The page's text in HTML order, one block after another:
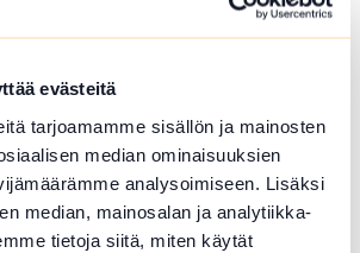
evästeitä
tarjoamamme sisällön ja mainosten
median ominaisuuksien
analysoimiseen. Lisäksi
median, mainosalan ja analytiikka-
tietoja siitä, miten käytät
uudistettu näyttely on
Härkätien museon